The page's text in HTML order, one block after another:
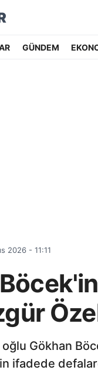
GÜNDEM
2026 - 11:11
Gökhan
ifadede